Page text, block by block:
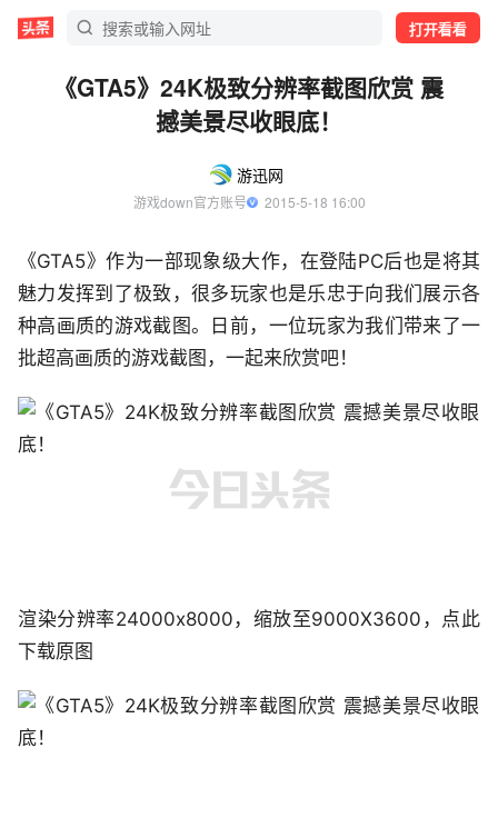
打开看看
《GTA5》24K极致分辨率截图欣赏 震
撼美景尽收眼底！
游迅网
游戏down官方账号
  2015-5-18 16:00
《GTA5》作为一部现象级大作，在登陆PC后也是将其
魅力发挥到了极致，很多玩家也是乐忠于向我们展示各
种高画质的游戏截图。日前，一位玩家为我们带来了一
批超高画质的游戏截图，一起来欣赏吧！
渲染分辨率24000x8000，缩放至9000X3600，点此
下载原图